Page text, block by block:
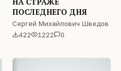
ПОСЛЕДНЕГО ДНЯ
Сергей Михайлович Шведов
422
1222 0